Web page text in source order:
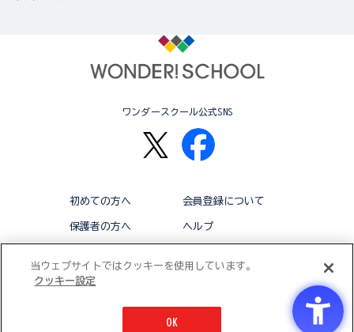
ワンダースクール公式SNS
初めての方へ 会員登録について
保護者の方へ ヘルプ
© BANDAI CO.,LTD 2015 ALL RIGHTS RESERVED
当ウェブサイトではクッキーを使用しています。
クッキー設定
OK